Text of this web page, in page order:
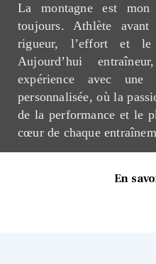
La montagne est
toujours. Athlète
rigueur, l’effort et le
Aujourd’hui
expérience avec une
personnalisée, où la
de la performance et le
cœur de chaque
En